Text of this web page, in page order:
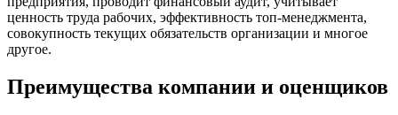
ценность труда рабочих, эффективность топ-менеджмента,
совокупность текущих обязательств организации и многое
другое.
Преимущества компании и оценщиков
Ирбит
Иркутск
Искитим
Ишим